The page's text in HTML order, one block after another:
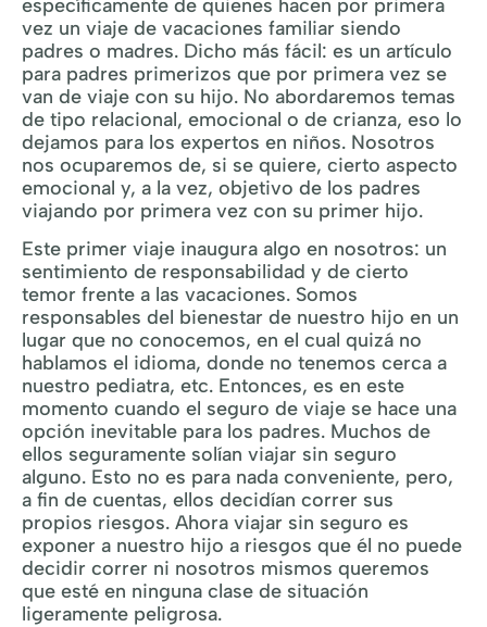
específicamente de quienes hacen por primera
vez un viaje de vacaciones familiar siendo
padres o madres. Dicho más fácil: es un artículo
para padres primerizos que por primera vez se
van de viaje con su hijo. No abordaremos temas
de tipo relacional, emocional o de crianza, eso lo
dejamos para los expertos en niños. Nosotros
nos ocuparemos de, si se quiere, cierto aspecto
emocional y, a la vez, objetivo de los padres
viajando por primera vez con su primer hijo.
Este primer viaje inaugura algo en nosotros: un
sentimiento de responsabilidad y de cierto
temor frente a las vacaciones. Somos
responsables del bienestar de nuestro hijo en un
lugar que no conocemos, en el cual quizá no
hablamos el idioma, donde no tenemos cerca a
nuestro pediatra, etc. Entonces, es en este
momento cuando el seguro de viaje se hace una
opción inevitable para los padres. Muchos de
ellos seguramente solían viajar sin seguro
alguno. Esto no es para nada conveniente, pero,
a fin de cuentas, ellos decidían correr sus
propios riesgos. Ahora viajar sin seguro es
exponer a nuestro hijo a riesgos que él no puede
decidir correr ni nosotros mismos queremos
que esté en ninguna clase de situación
ligeramente peligrosa.